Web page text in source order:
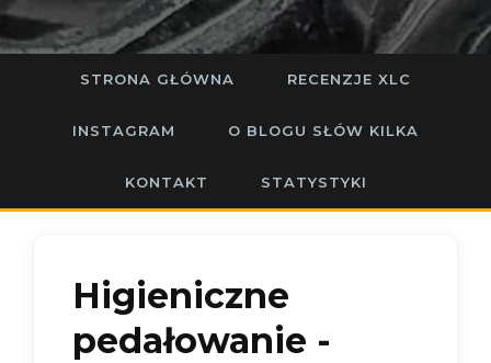
STRONA GŁÓWNA RECENZJE XLC
INSTAGRAM O BLOGU SŁÓW KILKA
KONTAKT STATYSTYKI
Higieniczne
pedałowanie -